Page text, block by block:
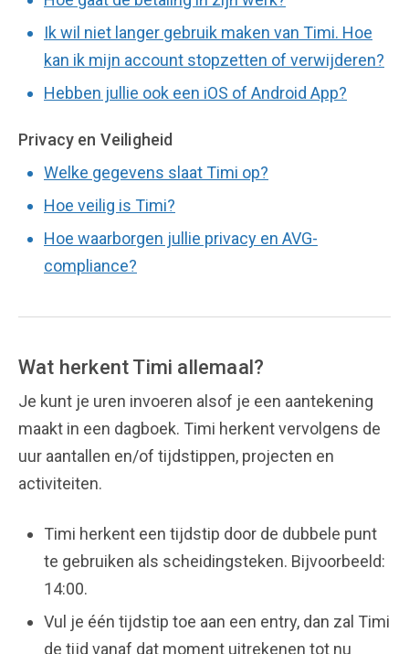
Ik wil niet langer gebruik maken van Timi. Hoe
kan ik mijn account stopzetten of verwijderen?
Hebben jullie ook een iOS of Android App?
Privacy en Veiligheid
Welke gegevens slaat Timi op?
Hoe veilig is Timi?
Hoe waarborgen jullie privacy en AVG-
compliance?
Wat herkent Timi allemaal?
Je kunt je uren invoeren alsof je een aantekening
maakt in een dagboek. Timi herkent vervolgens de
uur aantallen en/of tijdstippen, projecten en
activiteiten.
Timi herkent een tijdstip door de dubbele punt
te gebruiken als scheidingsteken. Bijvoorbeeld:
14:00.
Vul je één tijdstip toe aan een entry, dan zal Timi
de tijd vanaf dat moment uitrekenen tot nu